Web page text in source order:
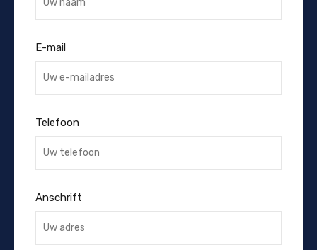
E-mail
Telefoon
Anschrift